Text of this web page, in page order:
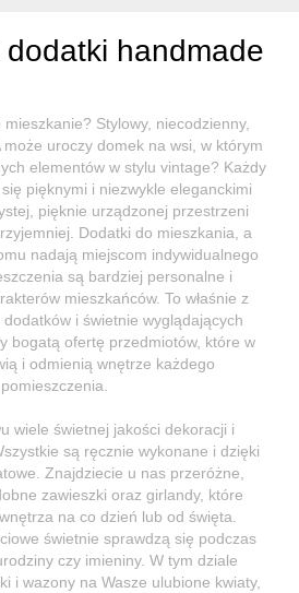
handmade
Stylowy, niecodzienny,
uroczy domek na wsi, w którym
elementów w stylu vintage? Każdy
pięknymi i niezwykle eleganckimi
pięknie urządzonej przestrzeni
Dodatki do mieszkania, a
nadają miejscom indywidualnego
są bardziej personalne i
mieszkańców. To właśnie z
dodatków i świetnie wyglądających
bogatą ofertę przedmiotów, które w
i odmienią wnętrze każdego
pomieszczenia.
wiele świetnej jakości dekoracji i
są ręcznie wykonane i dzięki
Znajdziecie u nas przeróżne,
zawieszki oraz girlandy, które
na co dzień lub od święta.
świetnie sprawdzą się podczas
czy imieniny. W tym dziale
i wazony na Wasze ulubione kwiaty,